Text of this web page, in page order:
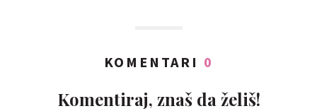
KOMENTARI 0
Komentiraj, znaš da želiš!